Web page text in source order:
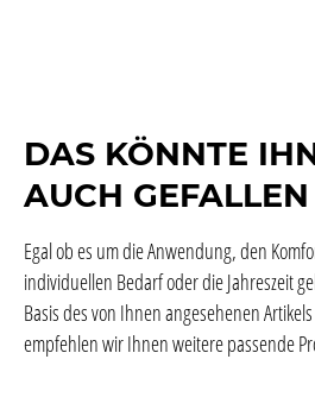
DAS KÖNNTE
AUCH GEFALLEN
Egal ob es um die Anwendung, den
individuellen Bedarf oder die Jahreszeit
Basis des von Ihnen angesehenen Artikels
empfehlen wir Ihnen weitere passende